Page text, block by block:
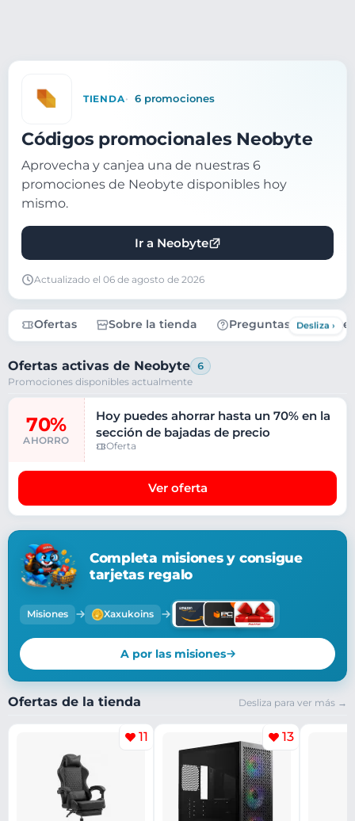
TIENDA 6 promociones
Códigos promocionales Neobyte
Aprovecha y canjea una de nuestras 6
promociones de Neobyte disponibles hoy
mismo.
Ir a Neobyte
Actualizado el 06 de agosto de 2026
Ofertas Sobre la tienda Preguntas frecuentes
Ofertas activas de Neobyte 6
Promociones disponibles actualmente
70%
AHORRO
Hoy puedes ahorrar hasta un 70% en la
sección de bajadas de precio
Oferta
Ver oferta
Completa misiones y consigue
tarjetas regalo
Misiones Xaxukoins
A por las misiones
Ofertas de la tienda Desliza para ver más →
11 13